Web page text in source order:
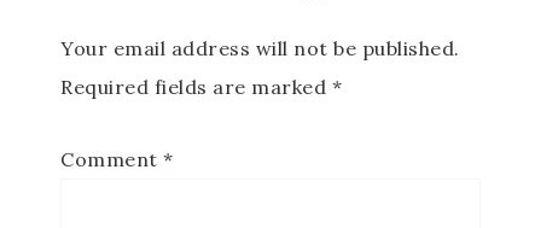
Your email address will not be published.
Required fields are marked *
Comment *